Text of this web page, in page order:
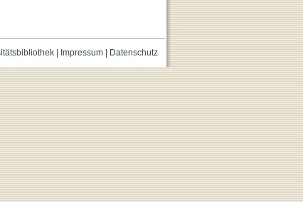
| Impressum| Datenschutz